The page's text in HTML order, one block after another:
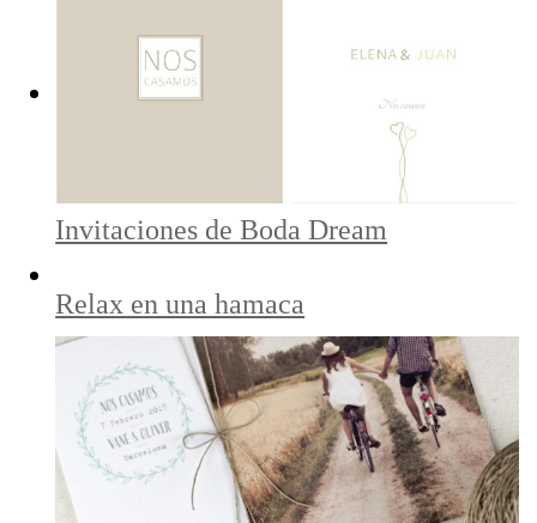
Invitaciones de Boda Dream
Relax en una hamaca